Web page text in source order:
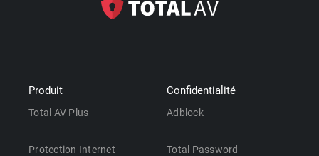
Produit
Total AV Plus
Protection Internet
Confidentialité
Adblock
Total Password